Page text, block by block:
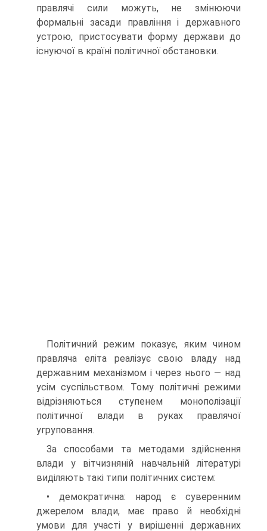
правлячі сили можуть, не змінюючи
формальні засади правління і державного
устрою, пристосувати форму держави до
існуючої в країні політичної обстановки.
Політичний режим показує, яким чином
правляча еліта реалізує свою владу над
державним механізмом і через нього — над
усім суспільством. Тому політичні режими
відрізняються ступенем монополізації
політичної влади в руках правлячої
угруповання.
За способами та методами здійснення
влади у вітчизняній навчальній літературі
виділяють такі типи політичних систем:
• демократична: народ є суверенним
джерелом влади, має право й необхідні
умови для участі у вирішенні державних